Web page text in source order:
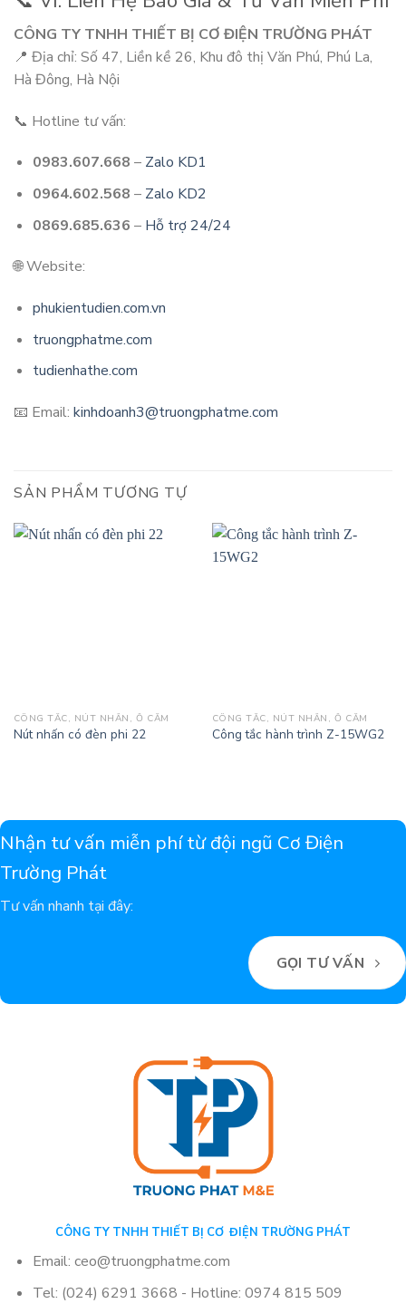
CÔNG TY TNHH THIẾT BỊ CƠ ĐIỆN TRƯỜNG PHÁT
📍 Địa chỉ: Số 47, Liền kề 26, Khu đô thị Văn Phú, Phú La,
Hà Đông, Hà Nội
📞 Hotline tư vấn:
0983.607.668 – Zalo KD1
0964.602.568 – Zalo KD2
0869.685.636 – Hỗ trợ 24/24
🌐 Website:
phukientudien.com.vn
truongphatme.com
tudienhathe.com
📧 Email: kinhdoanh3@truongphatme.com
SẢN PHẨM TƯƠNG TỰ
CÔNG TẮC, NÚT NHẤN, Ổ CẮM
Nút nhấn có đèn phi 22
CÔNG TẮC, NÚT NHẤN, Ổ CẮM
Công tắc hành trình Z-15WG2
Nhận tư vấn miễn phí từ đội ngũ Cơ Điện
Trường Phát
Tư vấn nhanh tại đây:
GỌI TƯ VẤN
CÔNG TY TNHH THIẾT BỊ CƠ ĐIỆN TRƯỜNG PHÁT
Email: ceo@truongphatme.com
Tel: (024) 6291 3668 - Hotline: 0974 815 509